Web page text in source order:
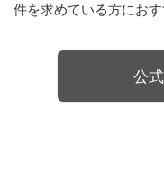
件を求めている方におす
公